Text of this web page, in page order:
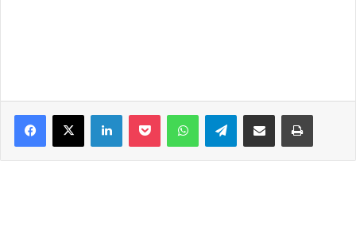
Facebook
X LinkedInPocket WhatsAppTelegramShare via Email Print